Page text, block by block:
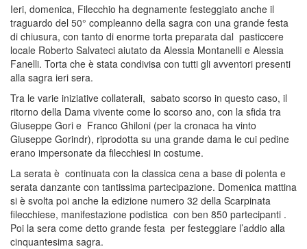
Ieri, domenica, Filecchio ha degnamente festeggiato anche il
traguardo del 50° compleanno della sagra con una grande festa
di chiusura, con tanto di enorme torta preparata dal pasticcere
locale Roberto Salvateci aiutato da Alessia Montanelli e Alessia
Fanelli. Torta che è stata condivisa con tutti gli avventori presenti
alla sagra ieri sera.
Tra le varie iniziative collaterali, sabato scorso in questo caso, il
ritorno della Dama vivente come lo scorso ano, con la sfida tra
Giuseppe Gori e Franco Ghiloni (per la cronaca ha vinto
Giuseppe Gorindr), riprodotta su una grande dama le cui pedine
erano impersonate da filecchiesi in costume.
La serata è continuata con la classica cena a base di polenta e
serata danzante con tantissima partecipazione. Domenica mattina
si è svolta poi anche la edizione numero 32 della Scarpinata
filecchiese, manifestazione podistica con ben 850 partecipanti .
Poi la sera come detto grande festa per festeggiare l’addio alla
cinquantesima sagra.